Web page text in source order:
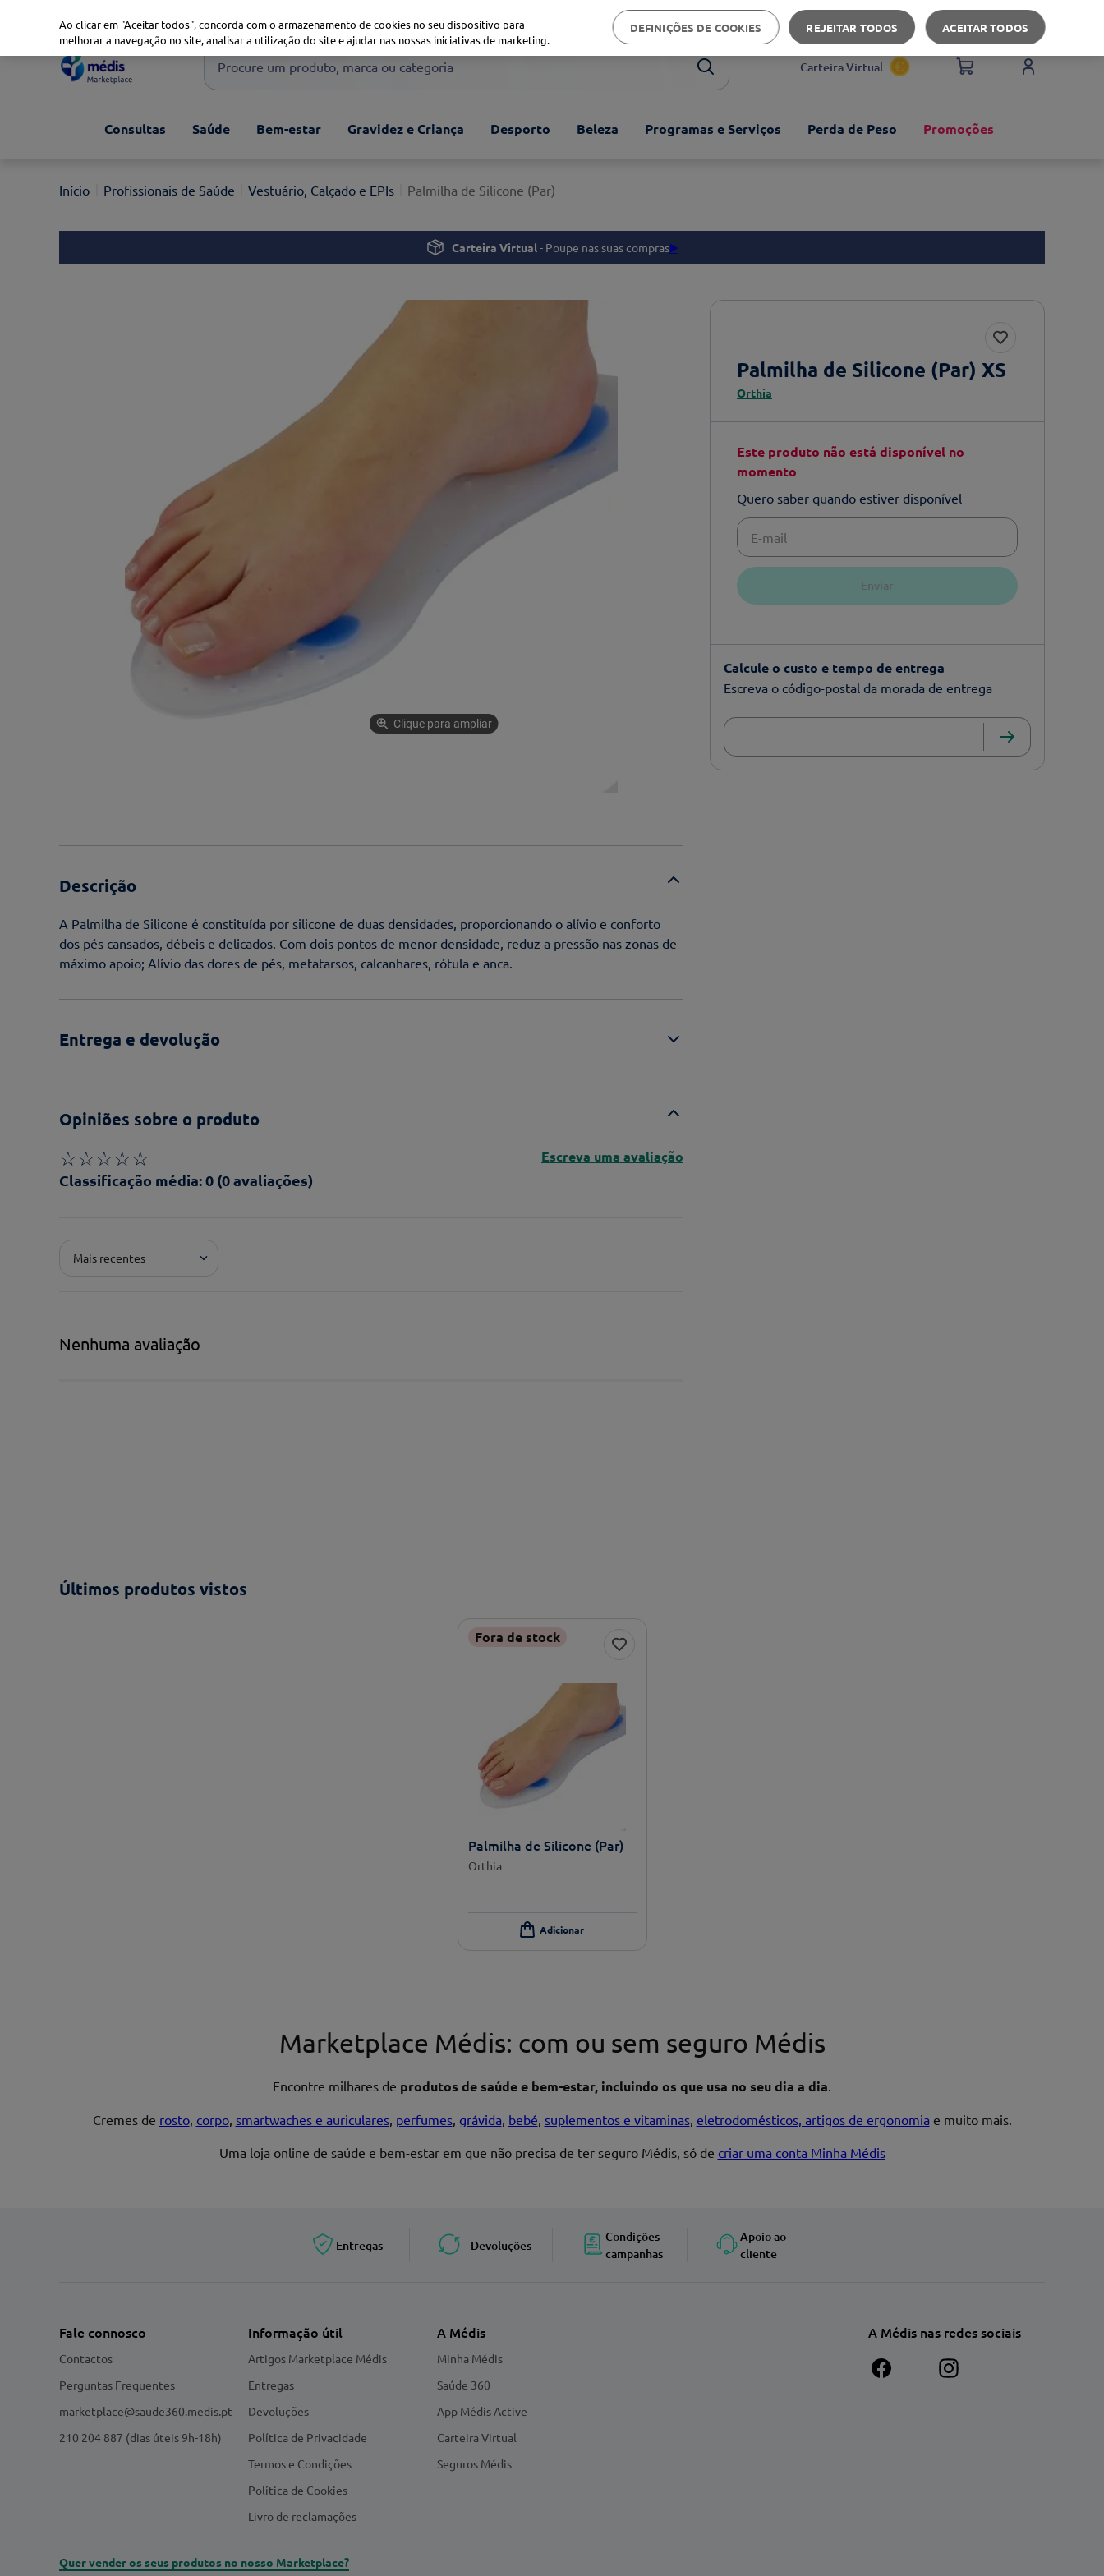
Apoio ao cliente
Procure um produto, marca ou categoria
1º xiaomi
3º now
Carteira Virtual
Consultas Saúde Bem-estar Gravidez e Criança Desporto Beleza Programas e Serviços Perda de Peso Promoções
Profissionais de Saúde Vestuário, Calçado e EPIs Palmilha de Silicone (Par)
Carteira Virtual- Poupe nas suas compras▶️
Clique para ampliar
Descrição
A Palmilha de Silicone é constituída por silicone de duas densidades, proporcionando o alívio e conforto
dos pés cansados, débeis e delicados. Com dois pontos de menor densidade, reduz a pressão nas zonas de
máximo apoio; Alívio das dores de pés, metatarsos, calcanhares, rótula e anca.
Entrega e devolução
Opiniões sobre o produto
☆☆☆☆☆
Classificação média: 0 (0 avaliações)
Escreva uma avaliação
Pontuação*
Enviar avaliação
Mais recentes
Nenhuma avaliação
Palmilha de Silicone (Par) XS
Orthia
Este produto não está disponível no
momento
Quero saber quando estiver disponível
Enviar
Calcule o custo e tempo de entrega
Escreva o código-postal da morada de entrega
Últimos produtos vistos
Fora de stock
Palmilha de Silicone (Par)
Orthia
Marketplace Médis: com ou sem seguro Médis
Encontre milhares de produtos de saúde e bem-estar, incluindo os que usa no seu dia a dia.
Cremes de rosto, corpo, smartwaches e auriculares, perfumes, grávida, bebé, suplementos e vitaminas, eletrodomésticos, artigos de ergonomia e muito mais.
Uma loja online de saúde e bem-estar em que não precisa de ter seguro Médis, só de criar uma conta Minha Médis
Entregas Devoluções
Condições
campanhas
Apoio ao
cliente
Fale connosco
Contactos
Perguntas Frequentes
marketplace@saude360.medis.pt
210 204 887 (dias úteis 9h-18h)
Informação útil
Artigos Marketplace Médis
Entregas
Devoluções
Política de Privacidade
Termos e Condições
Política de Cookies
Livro de reclamações
A Médis
Minha Médis
Saúde 360
App Médis Active
Carteira Virtual
Seguros Médis
A Médis nas redes sociais
Quer vender os seus produtos no nosso Marketplace?
Ao clicar em "Aceitar todos", concorda com o armazenamento de cookies no seu dispositivo para
melhorar a navegação no site, analisar a utilização do site e ajudar nas nossas iniciativas de marketing.
DEFINIÇÕES DE COOKIES REJEITAR TODOS ACEITAR TODOS